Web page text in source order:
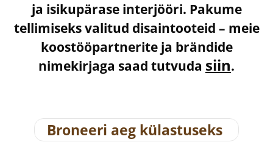
ja isikupärase interjööri. Pakume
tellimiseks valitud disaintooteid – meie
koostööpartnerite ja brändide
nimekirjaga saad tutvuda siin.
Broneeri aeg külastuseks